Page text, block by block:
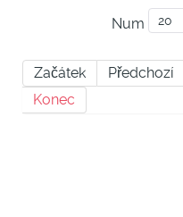
Num
Začátek Předchozí
Konec